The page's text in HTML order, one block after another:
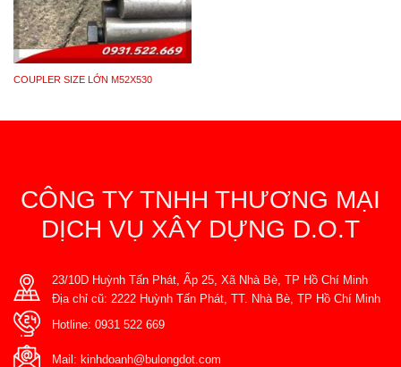
COUPLER SIZE LỚN M52X530
CÔNG TY TNHH THƯƠNG MẠI
DỊCH VỤ XÂY DỰNG D.O.T
23/10D Huỳnh Tấn Phát, Ấp 25, Xã Nhà Bè, TP Hồ Chí Minh
Địa chỉ cũ: 2222 Huỳnh Tấn Phát, TT. Nhà Bè, TP Hồ Chí Minh
Hotline:0931 522 669
Mail: kinhdoanh@bulongdot.com